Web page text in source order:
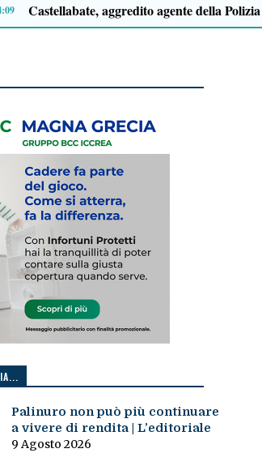
Trattore si ribalta nelle campagne del Cilento, muore 70enne 16:44 “Teste
Palinuro non può più continuare
a vivere di rendita | L’editoriale
9 Agosto 2026